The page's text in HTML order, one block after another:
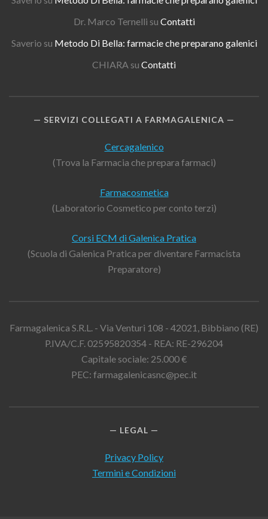
Dr. Marco Ternelli su Contatti
Saverio su Metodo Di Bella: farmacie che preparano galenici
CHIARA su Contatti
SERVIZI COLLEGATI A FARMAGALENICA
Cercagalenico
(Trova la Farmacia che prepara farmaci)
Farmacosmetica
(Laboratorio Cosmetico per conto terzi)
Corsi ECM di Galenica Pratica
(Scuola di Galenica Pratica per diventare Farmacista
Preparatore)
Farmagalenica S.R.L. - Via Venturi 108 - 42021, Bibbiano (RE)
P.IVA/C.F. 02595820354 - REA: RE-296204
Capitale sociale: 25.000 €
PEC: farmagalenicasnc@pec.it
LEGAL
Privacy Policy
Termini e Condizioni